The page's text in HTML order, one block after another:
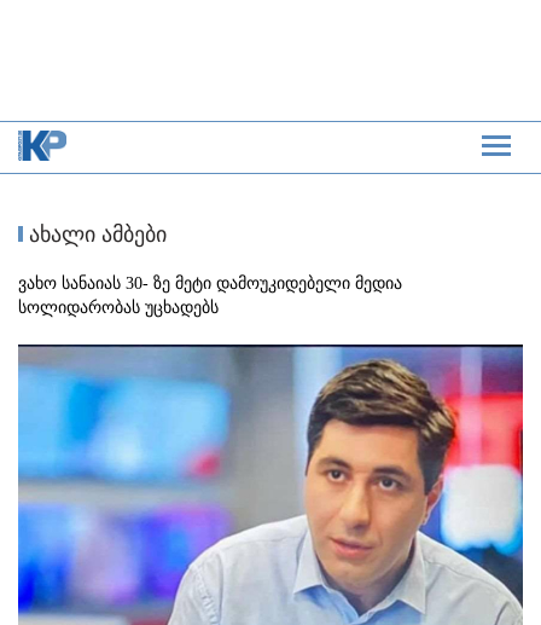
ახალი ამბები
ვახო სანაიას 30- ზე მეტი დამოუკიდებელი მედია
სოლიდარობას უცხადებს